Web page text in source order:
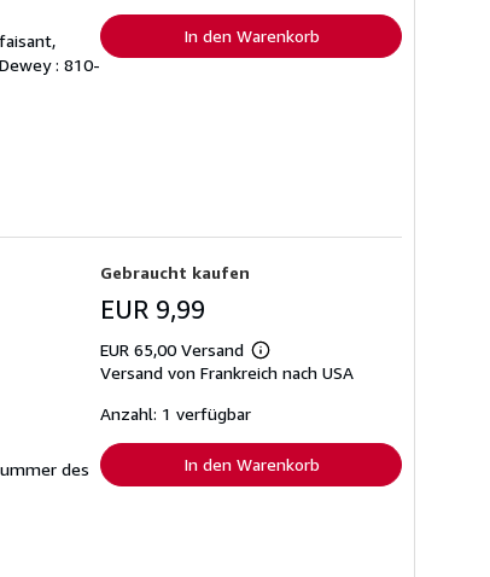
: 810-
In den Warenkorb
des
Gebraucht kaufen
EUR 9,99
EUR 65,00 Versand
Weitere
Informationen
Versand von Frankreich nach USA
Anzahl: 1 verfügbar
In den Warenkorb